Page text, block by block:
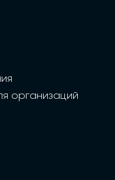
организаций